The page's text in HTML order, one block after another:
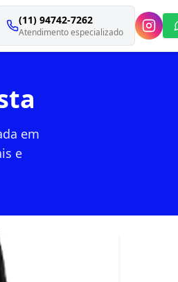
(11) 94742-7262
Atendimento especializado
em
e